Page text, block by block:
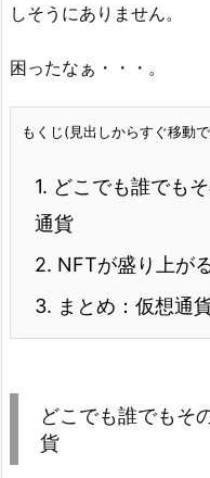
しそうにありません。
困ったなぁ・・・。
もくじ(見出しからすぐ移動
1. どこでも誰でも
通貨
2. NFTが盛り上が
3. まとめ：仮想通
どこでも誰でもそ
貨